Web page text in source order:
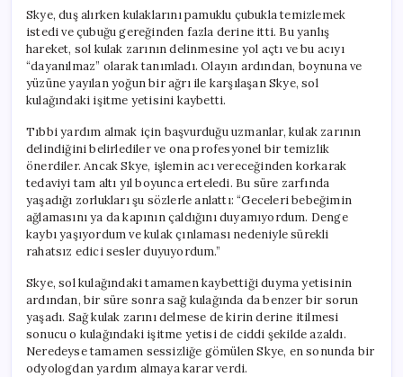
Kaybı
Draması
için
Skye, duş alırken kulaklarını pamuklu çubukla temizlemek
istedi ve çubuğu gereğinden fazla derine itti. Bu yanlış
hareket, sol kulak zarının delinmesine yol açtı ve bu acıyı
“dayanılmaz” olarak tanımladı. Olayın ardından, boynuna ve
yüzüne yayılan yoğun bir ağrı ile karşılaşan Skye, sol
kulağındaki işitme yetisini kaybetti.
Tıbbi yardım almak için başvurduğu uzmanlar, kulak zarının
delindiğini belirlediler ve ona profesyonel bir temizlik
önerdiler. Ancak Skye, işlemin acı vereceğinden korkarak
tedaviyi tam altı yıl boyunca erteledi. Bu süre zarfında
yaşadığı zorlukları şu sözlerle anlattı: “Geceleri bebeğimin
ağlamasını ya da kapının çaldığını duyamıyordum. Denge
kaybı yaşıyordum ve kulak çınlaması nedeniyle sürekli
rahatsız edici sesler duyuyordum.”
Skye, sol kulağındaki tamamen kaybettiği duyma yetisinin
ardından, bir süre sonra sağ kulağında da benzer bir sorun
yaşadı. Sağ kulak zarını delmese de kirin derine itilmesi
sonucu o kulağındaki işitme yetisi de ciddi şekilde azaldı.
Neredeyse tamamen sessizliğe gömülen Skye, en sonunda bir
odyologdan yardım almaya karar verdi.